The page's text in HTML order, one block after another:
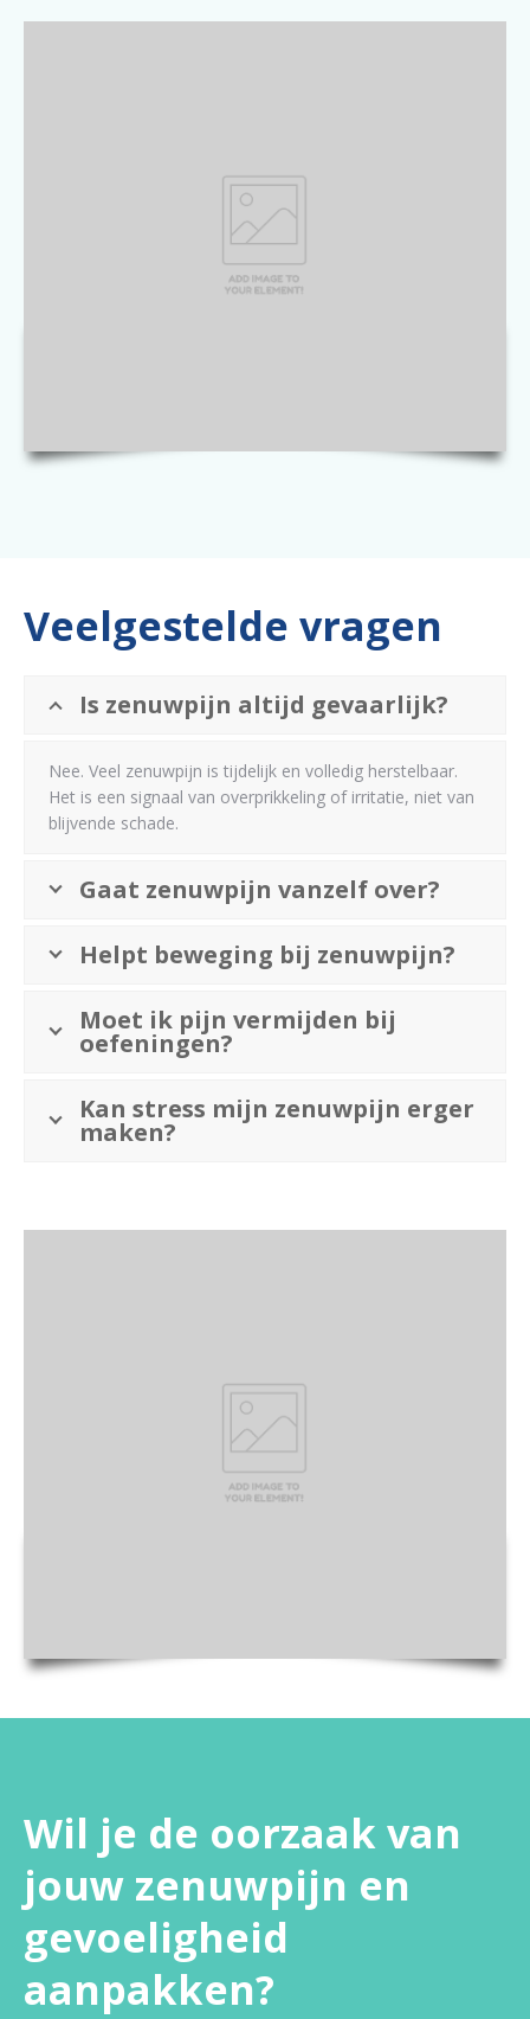
Veelgestelde vragen
Is zenuwpijn altijd gevaarlijk?
Nee. Veel zenuwpijn is tijdelijk en volledig herstelbaar.
Het is een signaal van overprikkeling of irritatie, niet van
blijvende schade.
Gaat zenuwpijn vanzelf over?
Helpt beweging bij zenuwpijn?
Moet ik pijn vermijden bij
oefeningen?
Kan stress mijn zenuwpijn erger
maken?
Wil je de oorzaak van
jouw zenuwpijn en
gevoeligheid
aanpakken?